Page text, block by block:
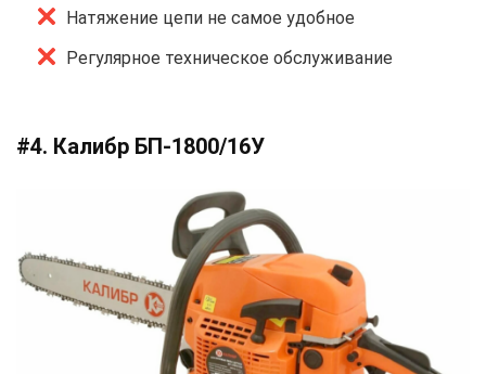
Натяжение цепи не самое удобное
Регулярное техническое обслуживание
#4. Калибр БП-1800/16У